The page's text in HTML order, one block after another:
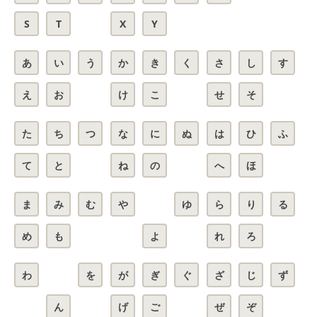
S T X Y
あ い う
え お
か き く
け こ
さ し す
せ そ
た ち つ
て と
な に ぬ
ね の
は ひ ふ
へ ほ
ま み む
め も
や ゆ
よ
ら り る
れ ろ
わ を
ん
が ぎ ぐ
げ ご
ざ じ ず
ぜ ぞ